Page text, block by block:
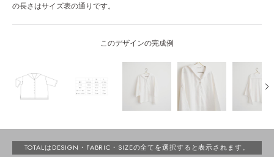
の長さはサイズ表の通りです。
このデザインの完成例
TOTALはDESIGN・FABRIC・SIZEの全てを選択すると表示されます。